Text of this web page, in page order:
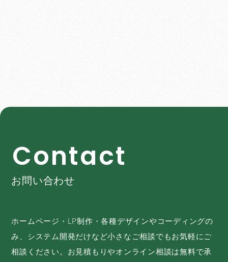
Contact
お問い合わせ
ホームページ・LP制作・各種デザインやコーディングの
み、システム開発だけなど小さなご相談でもお気軽にご
相談ください。お見積もりやオンライン相談は無料で承